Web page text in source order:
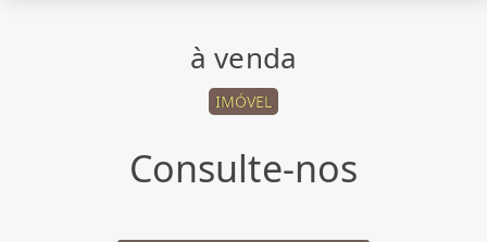
à venda
IMÓVEL
Consulte-nos